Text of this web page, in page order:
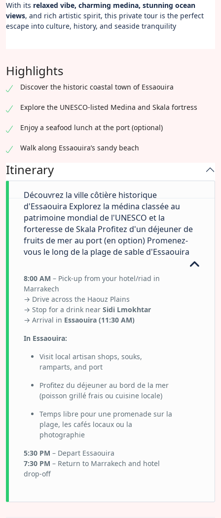
With its relaxed vibe, charming medina, stunning ocean
views, and rich artistic spirit, this private tour is the perfect
escape into culture, history, and seaside tranquility
Highlights
Discover the historic coastal town of Essaouira
Explore the UNESCO-listed Medina and Skala fortress
Enjoy a seafood lunch at the port (optional)
Walk along Essaouira’s sandy beach
Itinerary
Découvrez la ville côtière historique
d'Essaouira Explorez la médina classée au
patrimoine mondial de l'UNESCO et la
forteresse de Skala Profitez d'un déjeuner de
fruits de mer au port (en option) Promenez-
vous le long de la plage de sable d'Essaouira
8:00 AM – Pick-up from your hotel/riad in
Marrakech
→ Drive across the Haouz Plains
→ Stop for a drink near Sidi Lmokhtar
→ Arrival in Essaouira (11:30 AM)
In Essaouira:
Visit local artisan shops, souks,
ramparts, and port
Profitez du déjeuner au bord de la mer
(poisson grillé frais ou cuisine locale)
Temps libre pour une promenade sur la
plage, les cafés locaux ou la
photographie
5:30 PM – Depart Essaouira
7:30 PM – Return to Marrakech and hotel
drop-off